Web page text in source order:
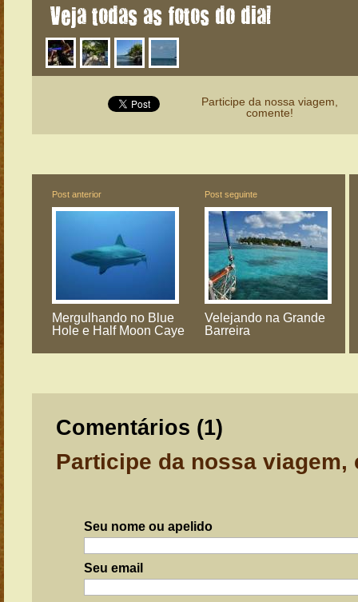
Veja todas as fotos do dia!
Participe da nossa viagem,
comente!
Post anterior
Mergulhando no Blue
Hole e Half Moon Caye
Post seguinte
Velejando na Grande
Barreira
Comentários (1)
Participe da nossa viagem,
Seu nome ou apelido
Seu email